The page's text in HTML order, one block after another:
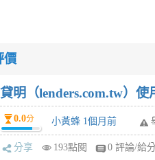
價
貸明（lenders.com.tw）
0.0分 小黃蜂 1個月前
分享 193點閱 0 評論/給